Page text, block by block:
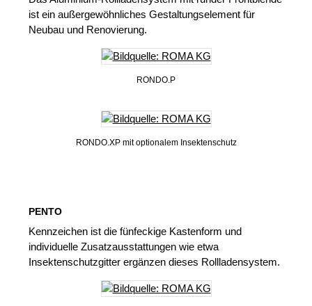
ist ein außergewöhnliches Gestaltungselement für
Neubau und Renovierung.
RONDO.P
RONDO.XP mit optionalem Insektenschutz
PENTO
Kennzeichen ist die fünfeckige Kastenform und
individuelle Zusatzausstattungen wie etwa
Insektenschutzgitter ergänzen dieses Rollladensystem.